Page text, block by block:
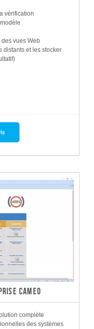
vérification
vues Web
distants et les stocker
CAMEO
complète
des systèmes